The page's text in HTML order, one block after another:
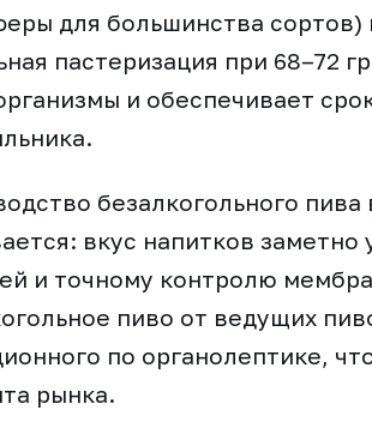
для большинства сортов)
пастеризация при 68–72
и обеспечивает
безалкогольного
вкус напитков
и точному контролю
пиво от ведущих
по органолептике,
рынка.